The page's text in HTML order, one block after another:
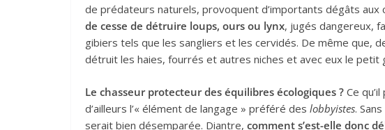
de prédateurs naturels, provoquent d’importants dégâts aux
de cesse de détruire loups, ours ou lynx, jugés dangereux,
gibiers tels que les sangliers et les cervidés. De même que,
détruit les haies, fourrés et autres niches et avec eux le petit
Le chasseur protecteur des équilibres écologiques ? Ce
d’ailleurs l’« élément de langage » préféré des lobbyistes.
serait bien désemparée. Diantre, comment s’est-elle donc